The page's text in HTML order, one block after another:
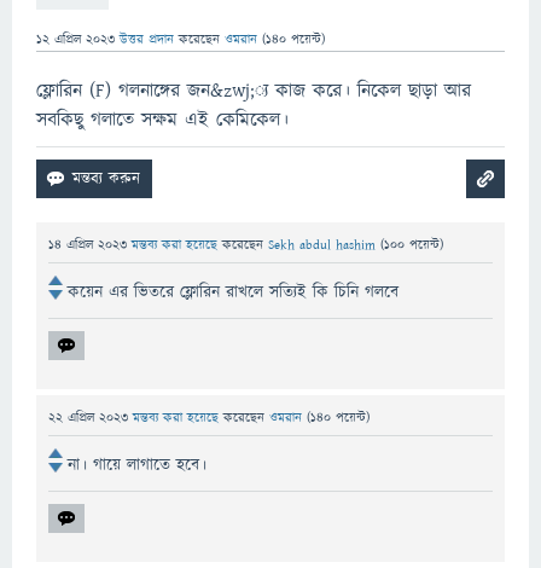
12 এপ্রিল 2023 উত্তর প্রদান করেছেন ওমরান (140 পয়েন্ট)
ফ্লোরিন (F) গলনাঙ্গের জন&zwj;্য কাজ করে। নিকেল ছাড়া আর
সবকিছু গলাতে সক্ষম এই কেমিকেল।
14 এপ্রিল 2023 মন্তব্য করা হয়েছেকরেছেন Sekh abdul hashim (100 পয়েন্ট)
কয়েন এর ভিতরে ফ্লোরিন রাখলে সত্যিই কি চিনি গলবে
22 এপ্রিল 2023 মন্তব্য করা হয়েছেকরেছেন ওমরান (140 পয়েন্ট)
না। গায়ে লাগাতে হবে।